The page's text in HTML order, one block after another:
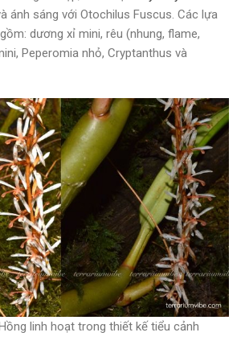
ánh sáng với Otochilus Fuscus. Các lựa
dương xỉ mini, rêu (nhung, flame,
Peperomia nhỏ, Cryptanthus và
linh hoạt trong thiết kế tiểu cảnh